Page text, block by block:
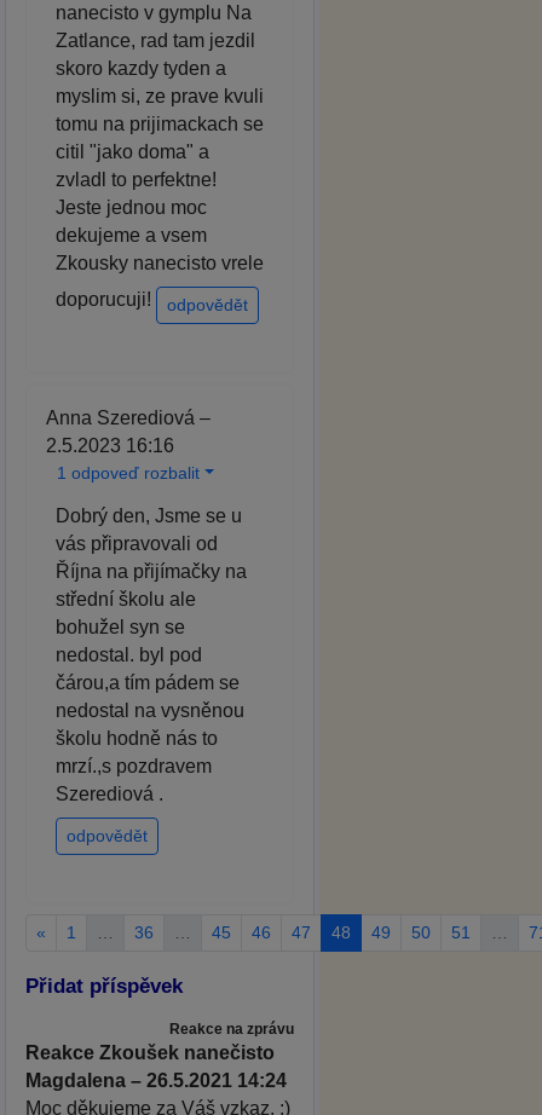
nanecisto v gymplu Na
Zatlance, rad tam jezdil
skoro kazdy tyden a
myslim si, ze prave kvuli
tomu na prijimackach se
citil "jako doma" a
zvladl to perfektne!
Jeste jednou moc
dekujeme a vsem
Zkousky nanecisto vrele
doporucuji!
odpovědět
Anna Szerediová –
2.5.2023 16:16
1 odpoveď rozbalit
Dobrý den, Jsme se u
vás připravovali od
Října na přijímačky na
střední školu ale
bohužel syn se
nedostal. byl pod
čárou,a tím pádem se
nedostal na vysněnou
školu hodně nás to
mrzí.,s pozdravem
Szerediová .
odpovědět
« 1 36 45 46 47 48 49 50 51
Přidat příspěvek
Reakce na zprávu
Reakce Zkoušek nanečisto
Magdalena – 26.5.2021 14:24
Moc děkujeme za Váš vzkaz. :)